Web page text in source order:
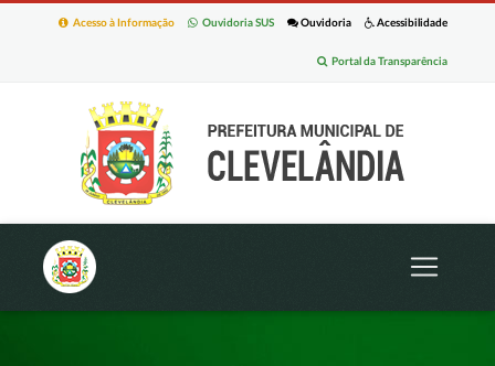
Acessibilidade
Ouvidoria
Ouvidoria SUS
Acesso à Informação
Portal da Transparência